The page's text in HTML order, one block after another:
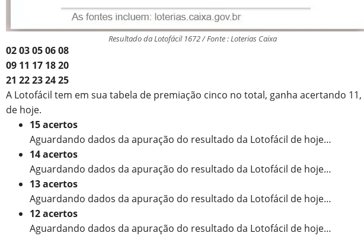
Resultado da Lotofácil 1672 / Fonte : Loterias Caixa
0203050608
09 11 17 1820
21 22232425
A Lotofácil tem em sua tabela de premiação cinco no total, ganha acertando
de hoje.
15 acertos
Aguardando dados da apuração do resultado da Lotofácil de hoje…
14 acertos
Aguardando dados da apuração do resultado da Lotofácil de hoje…
13 acertos
Aguardando dados da apuração do resultado da Lotofácil de hoje…
12 acertos
Aguardando dados da apuração do resultado da Lotofácil de hoje…